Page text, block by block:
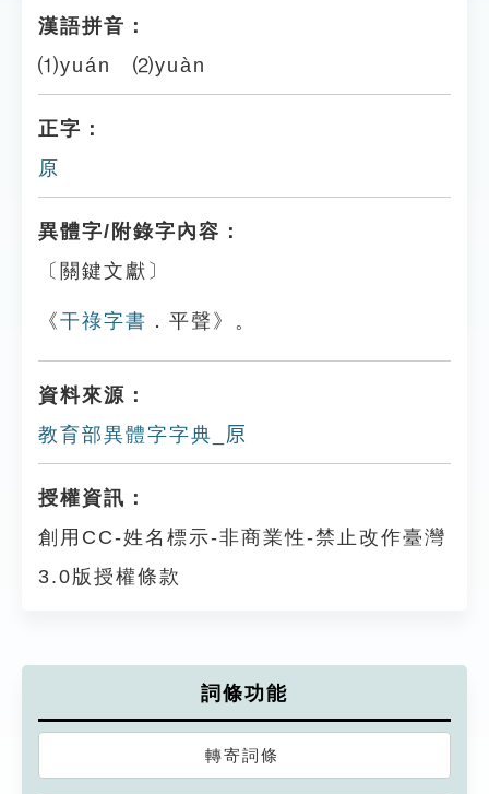
漢語拼音：
⑴yuán ⑵yuàn
正字：
原
異體字/附錄字內容：
〔關鍵文獻〕
《干祿字書 ．平聲》。
資料來源：
教育部異體字字典_𠩤
授權資訊：
創用CC-姓名標示-非商業性-禁止改作臺灣
3.0版授權條款
詞條功能
轉寄詞條